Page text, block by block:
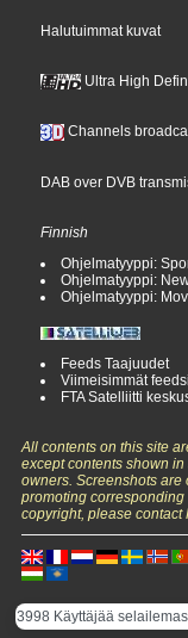
Halutuimmat kuvat
Ultra High
Channels
DAB over DVB
Finnish
Ohjelmatyyppi:
Ohjelmatyyppi:
Ohjelmatyyppi:
Feeds Taajuudet
Viimeisimmät
FTA Satelliitti
All contents on this site
except contents shown
owners. Screenshots
promoting
copyright, please contact
3998 Käyttäjää